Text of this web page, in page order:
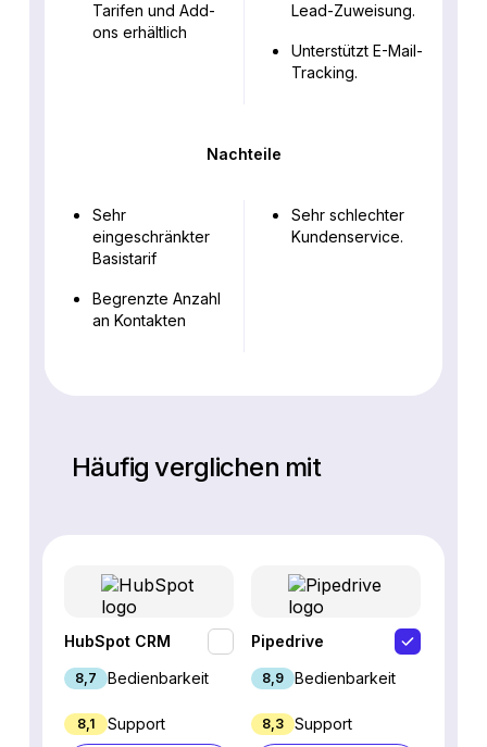
Tarifen und Add-
ons erhältlich
Lead-Zuweisung.
Unterstützt E-Mail-
Tracking.
Nachteile
Sehr
eingeschränkter
Basistarif
Begrenzte Anzahl
an Kontakten
Sehr schlechter
Kundenservice.
Häufig verglichen mit
HubSpot CRM
8,7 Bedienbarkeit
8,1 Support
Pipedrive
8,9 Bedienbarkeit
8,3 Support